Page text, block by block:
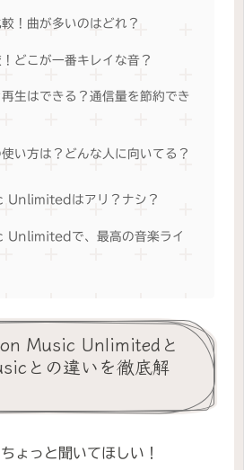
！曲が多いのはどれ？
どこが一番キレイな音？
生はできる？通信量を節約でき
い方は？どんな人に向いてる？
はアリ？ナシ？
で、最高の音楽ライ
Music Unlimitedと
との違いを徹底解
ょっと聞いてほしい！